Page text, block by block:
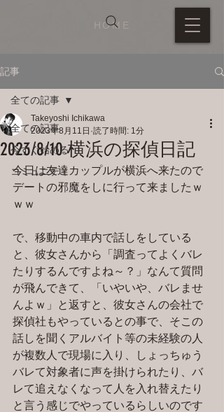
HOME
記事
全ての記事
今すぐ始める
コミュニティ
全ての記事
2023/8/10 横浜の探偵日記
Takeyoshi Ichikawa
2023年8月11日 読了時間: 1分
今日は友達カップルが横浜へ来たので
デートの邪魔をしに行って来ましたｗ
ｗｗ
で、移動中の車内で話しをしている
と、彼女さんから「調査ってよくバレ
たりするんですよね～？」なんて質問
が飛んできて、「いやいや、バレませ
んよｗ」と返すと、彼女さんの会社で
探偵社もやっているとの事で、そこの
話しを聞くアルバイト等の未経験の人
が複数人で現場に入り、しょっちゅう
バレて対象者に声を掛けられたり、バ
レて追えなくなって人を入れ替えたり
と言う感じでやっているらしいのです